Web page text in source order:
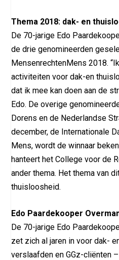
Thema 2018: dak- en
De 70-jarige Edo
de drie genomineerden
MensenrechtenMens 2018.
activiteiten voor dak-en
dat ik mee kan doen aan de
Edo. De overige
Dorens en de Nederlandse
december, de Internationale
Mens, wordt de winnaar
hanteert het College voor de
ander thema. Het thema van
thuisloosheid.
Edo Paardekooper
De 70-jarige Edo
zet zich al jaren in voor dak-
verslaafden en GGz-cliënten